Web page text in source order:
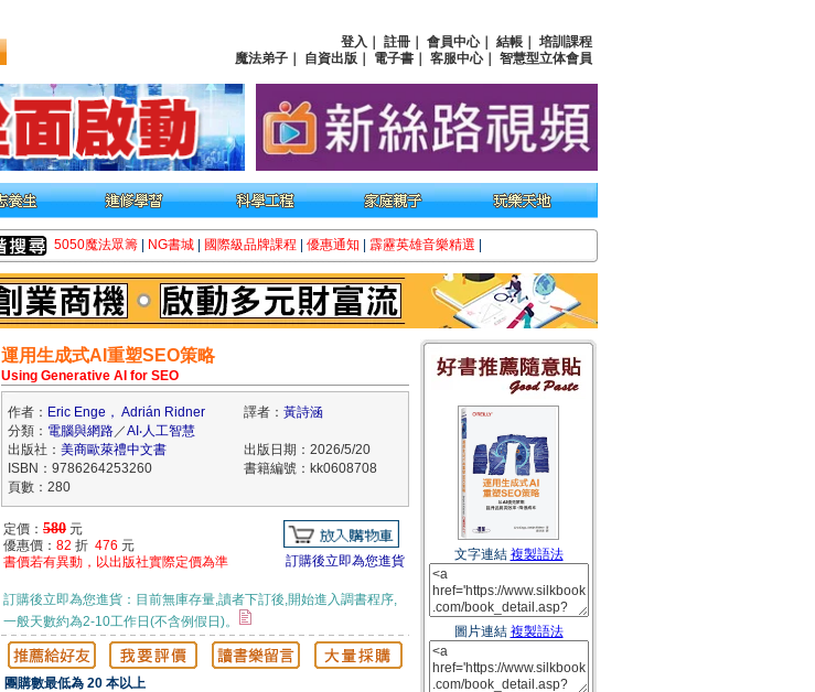
登入 註冊 會員中心｜ 結帳
培訓課程
魔法弟子
自資出版 電子書 客服中心｜ 智慧型立体會員
5050魔法眾籌 NG書城 國際級品牌課程 優惠通知 霹靂英雄音樂精選
運用生成式AI重塑SEO策略
Using Generative AI for SEO
作者： Eric Enge， Adrián Ridner 譯者： 黃詩涵
分類： 電腦與網路／AI‧人工智慧
出版社： 美商歐萊禮中文書
出版日期：2026/5/20
ISBN：9786264253260
書籍編號：kk0608708
頁數：280
定價： 580 元
優惠價： 82 折 476 元
書價若有異動，以出版社實際定價為準
訂購後立即為您進貨
訂購後立即為您進貨：目前無庫存量,讀者下訂後,開始進入調書程序,
一般天數約為2-10工作日(不含例假日)。
團購數最低為 20 本以上
文字連結 複製語法
圖片連結 複製語法